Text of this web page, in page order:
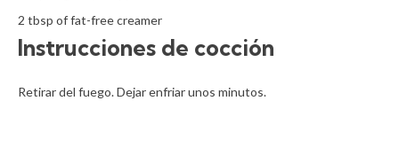
2 tbsp of fat-free creamer
Instrucciones de cocción
Retirar del fuego. Dejar enfriar unos minutos.